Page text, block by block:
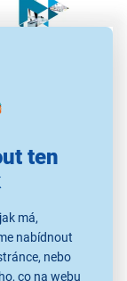
ten
má,
nabídnout
nebo
co na webu
SLA FA4B200